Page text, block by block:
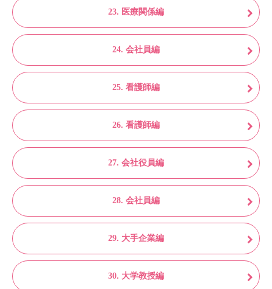
23. 医療関係編
24. 会社員編
25. 看護師編
26. 看護師編
27. 会社役員編
28. 会社員編
29. 大手企業編
30. 大学教授編